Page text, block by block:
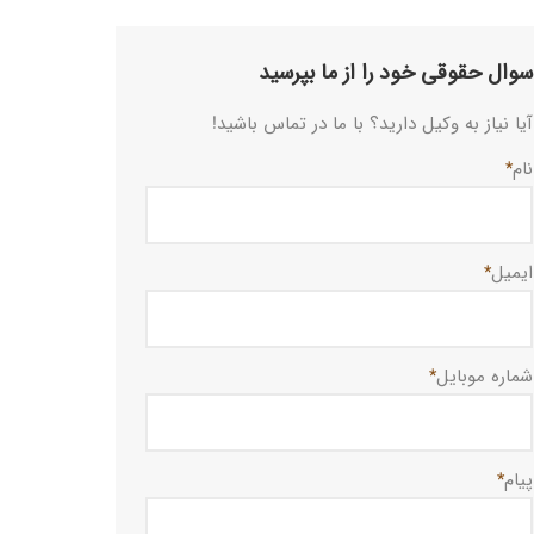
سوال حقوقی خود را از ما بپرسید
آیا نیاز به وکیل دارید؟ با ما در تماس باشید!
نام*
ایمیل*
شماره موبایل*
پیام*